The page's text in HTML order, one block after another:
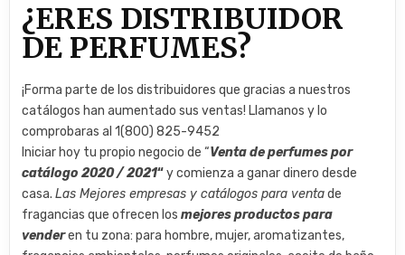
¿ERES DISTRIBUIDOR
DE PERFUMES?
¡Forma parte de los distribuidores que gracias a nuestros
catálogos han aumentado sus ventas! Llamanos y lo
comprobaras al 1(800) 825-9452
Iniciar hoy tu propio negocio de “Venta de perfumes por
catálogo 2020 / 2021“y comienza a ganar dinero desde
casa.Las Mejores empresas y catálogos para ventade
fragancias que ofrecen losmejores productos para
venderen tu zona: para hombre, mujer, aromatizantes,